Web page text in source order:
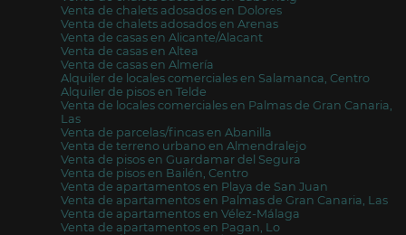
Venta de chalets adosados en Dolores
Venta de chalets adosados en Arenas
Venta de casas en Alicante/Alacant
Venta de casas en Altea
Venta de casas en Almería
Alquiler de locales comerciales en Salamanca, Centro
Alquiler de pisos en Telde
Venta de locales comerciales en Palmas de Gran Canaria,
Las
Venta de parcelas/fincas en Abanilla
Venta de terreno urbano en Almendralejo
Venta de pisos en Guardamar del Segura
Venta de pisos en Bailén, Centro
Venta de apartamentos en Playa de San Juan
Venta de apartamentos en Palmas de Gran Canaria, Las
Venta de apartamentos en Vélez-Málaga
Venta de apartamentos en Pagan, Lo